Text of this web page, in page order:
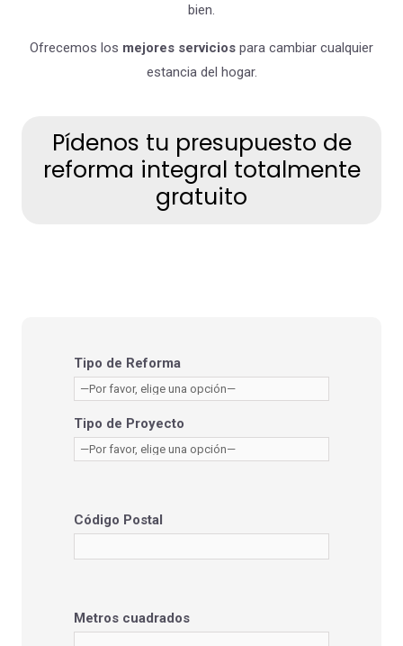
bien.
Ofrecemos los mejores servicios para cambiar cualquier
estancia del hogar.
Pídenos tu presupuesto de
reforma integral totalmente
gratuito
Tipo de Reforma
Tipo de Proyecto
Código Postal
Metros cuadrados